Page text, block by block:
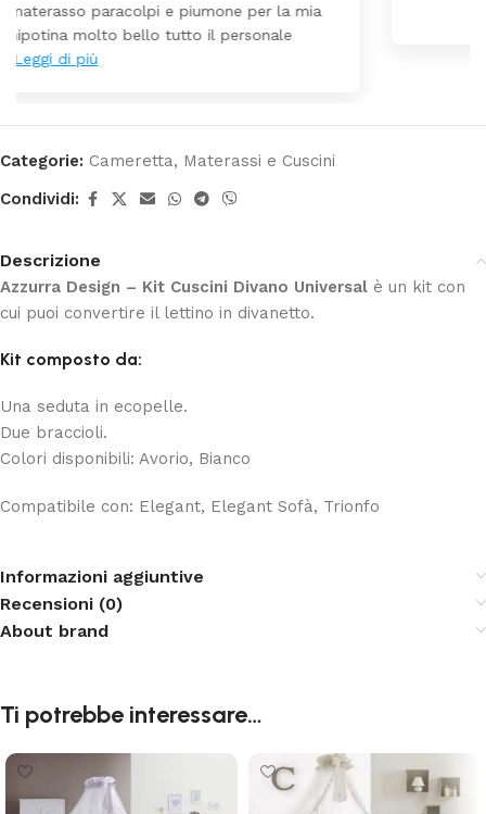
Prezzo ottimi rispetto la concorrenza
Categorie: Cameretta, Materassi e Cuscini
Condividi:
Descrizione
Azzurra Design – Kit Cuscini Divano Universal è un kit con
cui puoi convertire il lettino in divanetto.
Kit composto da:
Una seduta in ecopelle.
Due braccioli.
Colori disponibili: Avorio, Bianco
Compatibile con: Elegant, Elegant Sofà, Trionfo
Informazioni aggiuntive
Recensioni (0)
About brand
Ti potrebbe interessare…